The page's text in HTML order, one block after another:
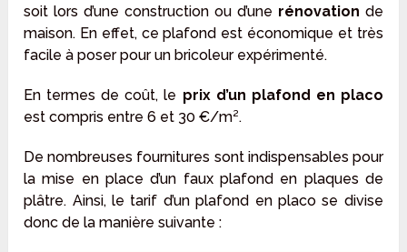
soit lors d’une construction ou d’une rénovation de
maison. En effet, ce plafond est économique et très
facile à poser pour un bricoleur expérimenté.
En termes de coût, le prix d’un plafond en placo
est compris entre 6 et 30 €/m².
De nombreuses fournitures sont indispensables pour
la mise en place d’un faux plafond en plaques de
plâtre. Ainsi, le tarif d’un plafond en placo se divise
donc de la manière suivante :